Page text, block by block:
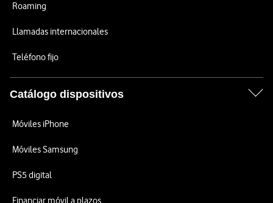
Roaming
Llamadas internacionales
Teléfono fijo
Catálogo dispositivos
Móviles iPhone
Móviles Samsung
PS5 digital
Financiar móvil a plazos